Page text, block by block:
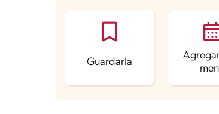
Sodio
Guardarla